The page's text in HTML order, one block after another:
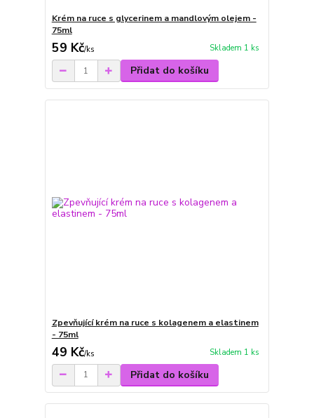
Krém na ruce s glycerinem a mandlovým olejem -
75ml
59 Kč/ks Skladem 1 ks
Přidat do košíku
Zpevňující krém na ruce s kolagenem a elastinem
- 75ml
49 Kč/ks Skladem 1 ks
Přidat do košíku